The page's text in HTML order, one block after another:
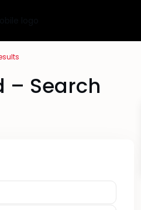
– Search